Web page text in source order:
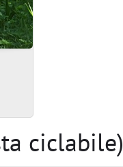
ciclabile)